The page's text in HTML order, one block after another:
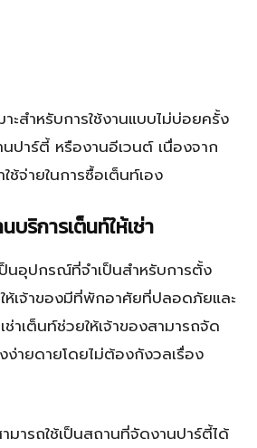
าะสำหรับการใช้งานแบบไม่บ่อยครั้ง
ปาร์ตี้ หรืองานอีเวนต์ เนื่องจาก
ช้จ่ายในการซื้อเต็นท์เอง
บริการเต็นท์ให้เช่า
นอุปกรณ์ที่จำเป็นสำหรับการตั้ง
ห้เจ้าของมีที่พักอาศัยที่ปลอดภัยและ
าเต็นท์ช่วยให้เจ้าของสามารถจัด
ายดายโดยไม่ต้องกังวลเรื่อง
มารถใช้เป็นสถานที่จัดงานปาร์ตี้ได้